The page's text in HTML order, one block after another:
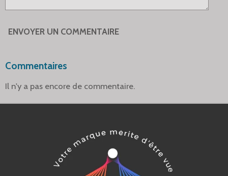
ENVOYER UN COMMENTAIRE
Commentaires
Il n'y a pas encore de commentaire.